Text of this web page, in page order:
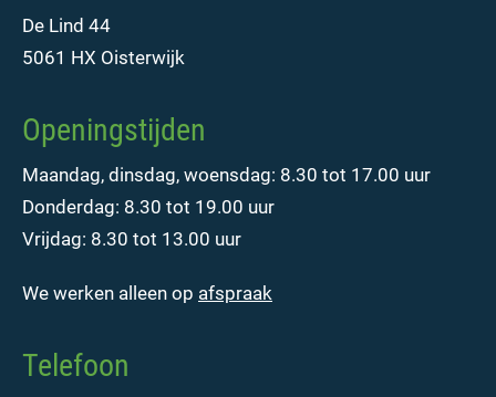
De Lind 44
5061 HX Oisterwijk
Openingstijden
Maandag, dinsdag, woensdag: 8.30 tot 17.00 uur
Donderdag: 8.30 tot 19.00 uur
Vrijdag: 8.30 tot 13.00 uur
We werken alleen op afspraak
Telefoon